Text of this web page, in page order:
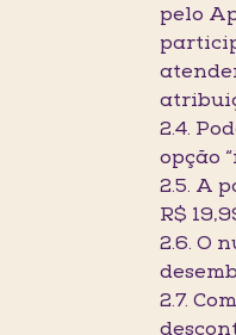
pelo
2.4.
opção
2.5. A
R$
2.6. O
2.7.